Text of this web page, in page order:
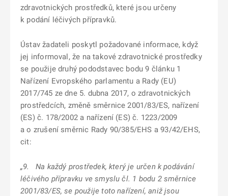
zdravotnických prostředků, které jsou určeny
k podání léčivých přípravků.
Ústav žadateli poskytl požadované informace, když
jej informoval, že na takové zdravotnické prostředky
se použije druhý pododstavec bodu 9 článku 1
Nařízení Evropského parlamentu a Rady (EU)
2017/745 ze dne 5. dubna 2017, o zdravotnických
prostředcích, změně směrnice 2001/83/ES, nařízení
(ES) č. 178/2002 a nařízení (ES) č. 1223/2009
a o zrušení směrnic Rady 90/385/EHS a 93/42/EHS,
cit:
„9. Na každý prostředek, který je určen k podávání
léčivého přípravku ve smyslu čl. 1 bodu 2 směrnice
2001/83/ES, se použije toto nařízení, aniž jsou